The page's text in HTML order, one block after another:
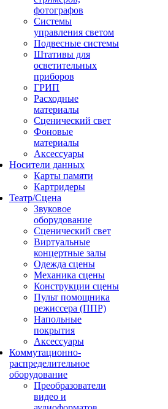
фотографов
Системы
управления светом
Подвесные системы
Штативы для
осветительных
приборов
ГРИП
Расходные
материалы
Сценический свет
Фоновые
материалы
Аксессуары
Носители данных
Карты памяти
Картридеры
Театр/Сцена
Звуковое
оборудование
Сценический свет
Виртуальные
концертные залы
Одежда сцены
Механика сцены
Конструкции сцены
Пульт помощника
режиссера (ППР)
Напольные
покрытия
Аксессуары
Коммутационно-
распределительное
оборудование
Преобразователи
видео и